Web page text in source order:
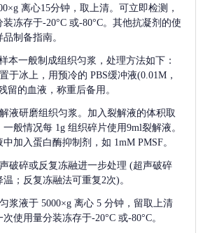
离心15分钟，取上清。可立即检测，
冻存于-20°C 或-80°C。其他抗凝剂的使
制备指南。
本一般制成组织匀浆，处理方法如下：
于冰上，用预冷的 PBS缓冲液(0.01M，
留的血液，称重后备用。
液研磨组织匀浆。加入裂解液的体积取
一般情况每 1g 组织碎片使用9ml裂解液。
加入蛋白酶抑制剂，如 1mM PMSF。
破碎或反复冻融进一步处理 (超声破碎
；反复冻融法可重复2次)。
浆液于 5000×g 离心 5 分钟，留取上清
使用量分装冻存于-20°C 或-80°C。